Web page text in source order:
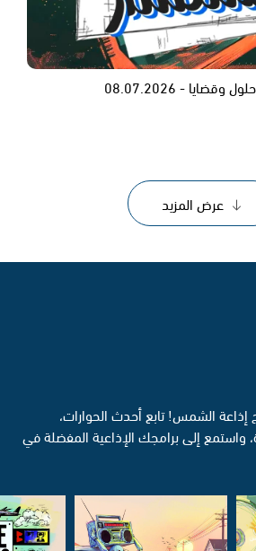
- 08.07.2026
عرض المزيد
الشمس! تابع أحدث الحوارات،
واستمع إلى برامجك الإذاعية المفضلة في